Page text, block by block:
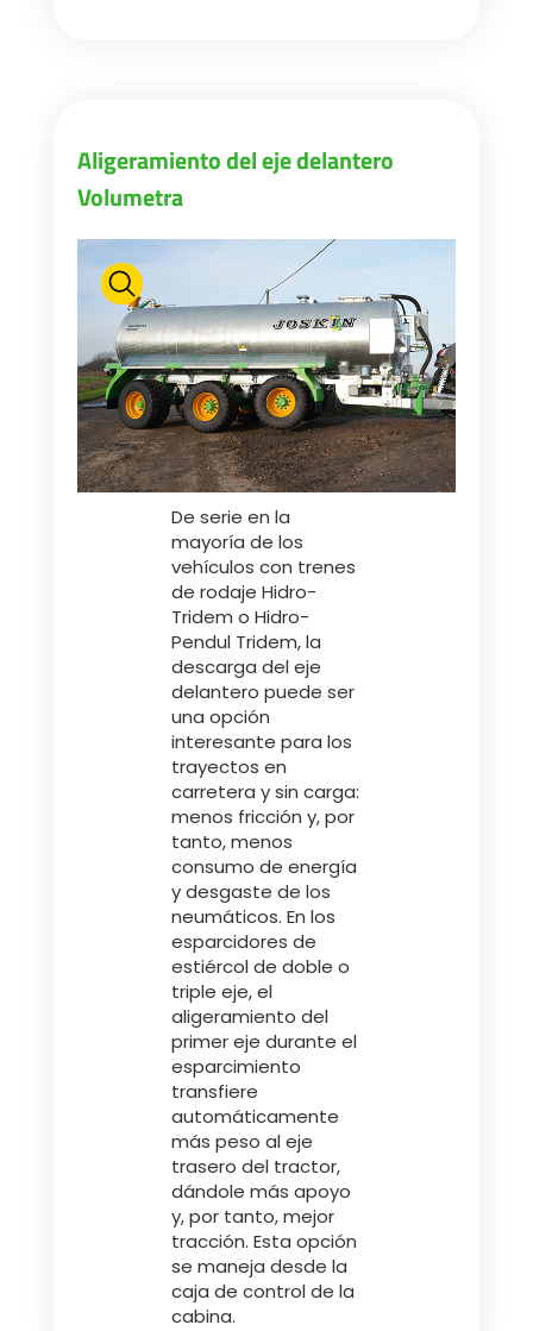
Aligeramiento del eje delantero
Volumetra
De serie en la
mayoría de los
vehículos con trenes
de rodaje Hidro-
Tridem o Hidro-
Pendul Tridem, la
descarga del eje
delantero puede ser
una opción
interesante para los
trayectos en
carretera y sin carga:
menos fricción y, por
tanto, menos
consumo de energía
y desgaste de los
neumáticos. En los
esparcidores de
estiércol de doble o
triple eje, el
aligeramiento del
primer eje durante el
esparcimiento
transfiere
automáticamente
más peso al eje
trasero del tractor,
dándole más apoyo
y, por tanto, mejor
tracción. Esta opción
se maneja desde la
caja de control de la
cabina.